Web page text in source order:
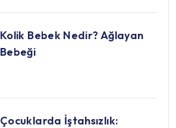
Kolik Bebek Nedir? Ağlayan
Bebeği
Çocuklarda İştahsızlık: